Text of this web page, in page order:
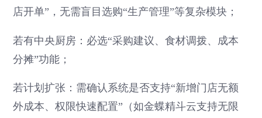
店开单”，无需盲目选购“生产管理”等复杂模块；
若有中央厨房：必选“采购建议、食材调拨、成本
分摊”功能；
若计划扩张：需确认系统是否支持“新增门店无额
外成本、权限快速配置”（如金蝶精斗云支持无限